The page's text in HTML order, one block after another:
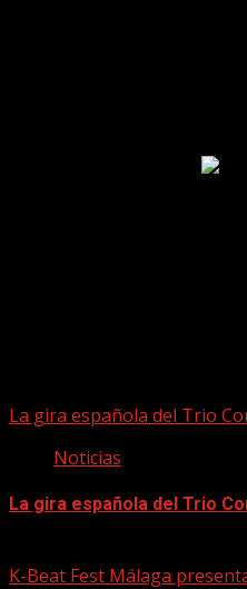
La gira española del Trio
Noticias
La gira española del Trio
K-Beat Fest Málaga